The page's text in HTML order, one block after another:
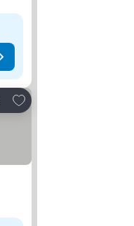
Lisää suosikkeihin